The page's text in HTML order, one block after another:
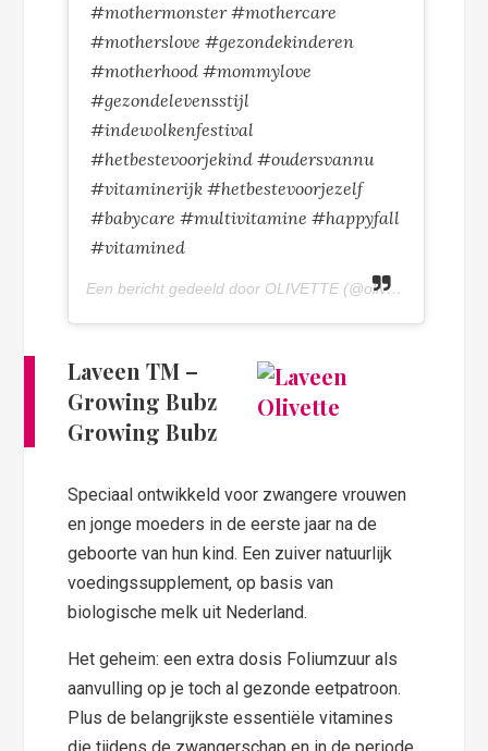
#mothermonster #mothercare
#motherslove #gezondekinderen
#motherhood #mommylove
#gezondelevensstijl
#indewolkenfestival
#hetbestevoorjekind #oudersvannu
#vitaminerijk #hetbestevoorjezelf
#babycare #multivitamine #happyfall
#vitamined
Een bericht gedeeld door OLIVETTE (@olivettepuntnl) op
Laveen TM –
Growing Bubz
Growing Bubz
Speciaal ontwikkeld voor zwangere vrouwen
en jonge moeders in de eerste jaar na de
geboorte van hun kind. Een zuiver natuurlijk
voedingssupplement, op basis van
biologische melk uit Nederland.
Het geheim: een extra dosis Foliumzuur als
aanvulling op je toch al gezonde eetpatroon.
Plus de belangrijkste essentiële vitamines